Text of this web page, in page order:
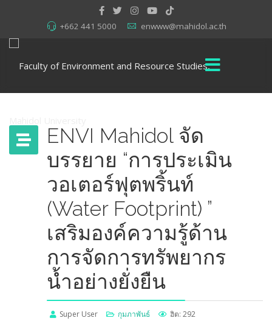
+662 441 5000 enwww@mahidol.ac.th
ENVI Mahidol จัด
บรรยาย “การประเมิน
วอเตอร์ฟุตพริ้นท์
(Water Footprint) ”
เสริมองค์ความรู้ด้าน
การจัดการทรัพยากร
น้ำอย่างยั่งยืน
Super User กุมภาพันธ์ ฮิต: 292